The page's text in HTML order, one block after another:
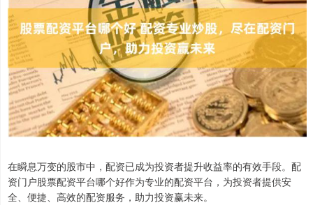
在瞬息万变的股市中，配资已成为投资者提升收益率的有效手段。配
资门户股票配资平台哪个好作为专业的配资平台，为投资者提供安
全、便捷、高效的配资服务，助力投资赢未来。